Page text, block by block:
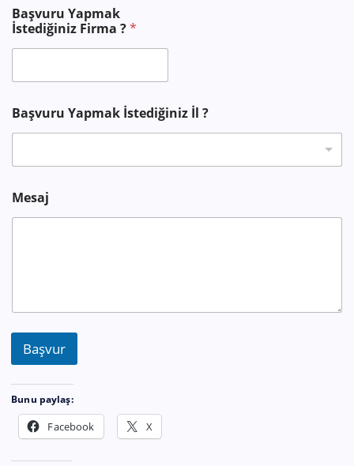
Başvuru Yapmak
İstediğiniz Firma ?*
y
a
d
s
Başvuru Yapmak İstediğiniz İl ?
Mesaj
Başvur
Bunu paylaş:
Facebook X